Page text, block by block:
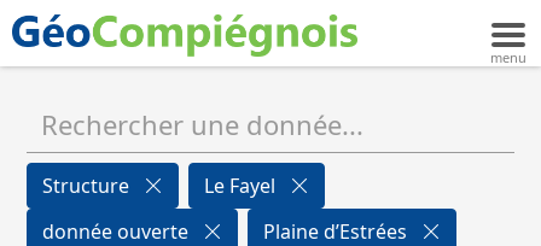
Structure
Le Fayel
donnée ouverte
Plaine d’Estrées